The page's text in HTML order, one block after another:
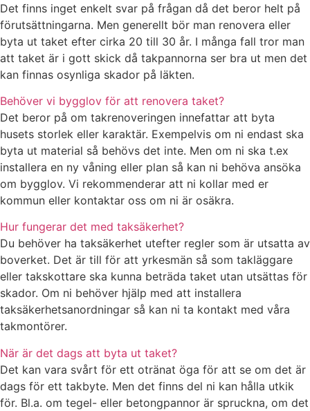
Det finns inget enkelt svar på frågan då det beror helt på
förutsättningarna. Men generellt bör man renovera eller
byta ut taket efter cirka 20 till 30 år. I många fall tror man
att taket är i gott skick då takpannorna ser bra ut men det
kan finnas osynliga skador på läkten.
Behöver vi bygglov för att renovera taket?
Det beror på om takrenoveringen innefattar att byta
husets storlek eller karaktär. Exempelvis om ni endast ska
byta ut material så behövs det inte. Men om ni ska t.ex
installera en ny våning eller plan så kan ni behöva ansöka
om bygglov. Vi rekommenderar att ni kollar med er
kommun eller kontaktar oss om ni är osäkra.
Hur fungerar det med taksäkerhet?
Du behöver ha taksäkerhet utefter regler som är utsatta av
boverket. Det är till för att yrkesmän så som takläggare
eller takskottare ska kunna beträda taket utan utsättas för
skador. Om ni behöver hjälp med att installera
taksäkerhetsanordningar så kan ni ta kontakt med våra
takmontörer.
När är det dags att byta ut taket?
Det kan vara svårt för ett otränat öga för att se om det är
dags för ett takbyte. Men det finns del ni kan hålla utkik
för. Bl.a. om tegel- eller betongpannor är spruckna, om det